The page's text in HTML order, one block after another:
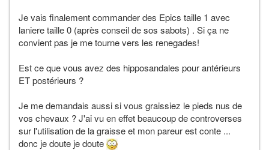
Je vais finalement commander des Epics taille 1 avec
laniere taille 0 (après conseil de sos sabots) . Si ça ne
convient pas je me tourne vers les renegades!
Est ce que vous avez des hipposandales pour antérieurs
ET postérieurs ?
Je me demandais aussi si vous graissiez le pieds nus de
vos chevaux ? J'ai vu en effet beaucoup de controverses
sur l'utilisation de la graisse et mon pareur est conte ...
donc je doute je doute